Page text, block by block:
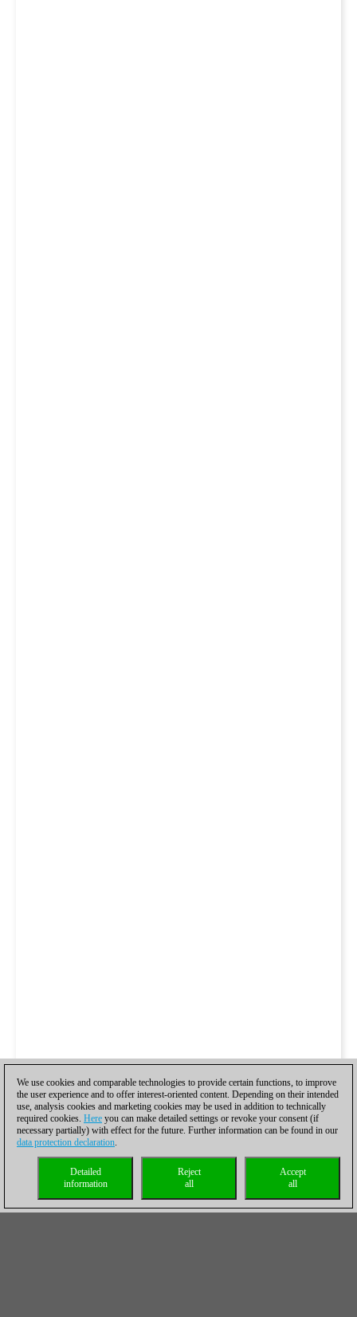
We use cookies and comparable technologies to provide certain functions, to improve
the user experience and to offer interest-oriented content. Depending on their intended
use, analysis cookies and marketing cookies may be used in addition to technically
required cookies. Here you can make detailed settings or revoke your consent (if
necessary partially) with effect for the future. Further information can be found in our
data protection declaration.
Accept
all
Reject
all
Detailed
information